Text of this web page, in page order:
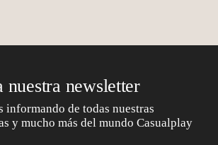
nuestra newsletter
informando de todas nuestras
y mucho más del mundo Casualplay